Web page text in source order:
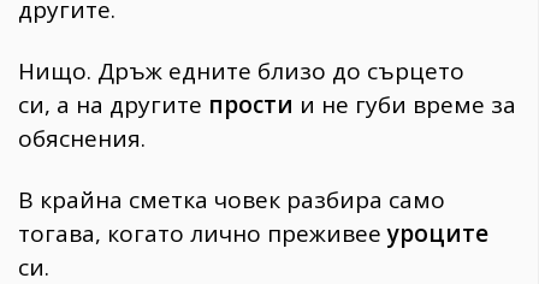
другите.
Нищо. Дръж едните близо до сърцето
си, а на другите прости и не губи време за
обяснения.
В крайна сметка човек разбира само
тогава, когато лично преживееуроците
си.